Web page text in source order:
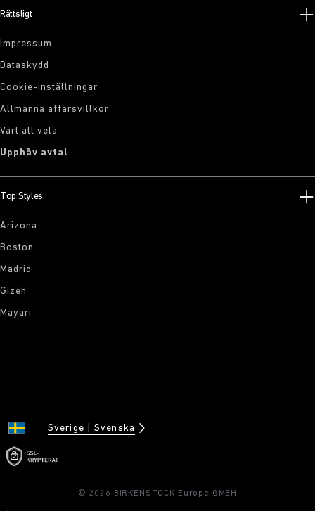
Rättsligt
Impressum
Dataskydd
Cookie-inställningar
Allmänna affärsvillkor
Värt att veta
Upphäv avtal
Top Styles
Arizona
Boston
Madrid
Gizeh
Mayari
Sverige Svenska
© 2026 BIRKENSTOCK Europe GMBH